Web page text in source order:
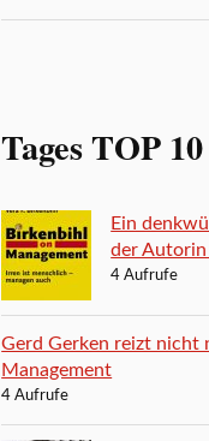
Tages TOP 10
Ein
der Autorin
4 Aufrufe
Gerd Gerken reizt nicht
Management
4 Aufrufe